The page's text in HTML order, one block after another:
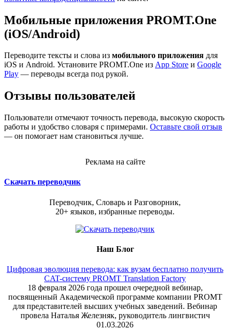
Мобильные приложения PROMT.One
(iOS/Android)
Переводите тексты и слова из мобильного приложения для
iOS и Android. Установите PROMT.One из App Store и Google
Play — переводы всегда под рукой.
Отзывы пользователей
Пользователи отмечают точность перевода, высокую скорость
работы и удобство словаря с примерами. Оставьте свой отзыв
— он помогает нам становиться лучше.
Реклама на сайте
Скачать переводчик
Переводчик, Словарь и Разговорник,
20+ языков, избранные переводы.
Наш Блог
Цифровая эволюция перевода: как вузам бесплатно получить
CAT-систему PROMT Translation Factory
18 февраля 2026 года прошел очередной вебинар,
посвященный Академической программе компании PROMT
для представителей высших учебных заведений. Вебинар
провела Наталья Железняк, руководитель лингвистич
01.03.2026